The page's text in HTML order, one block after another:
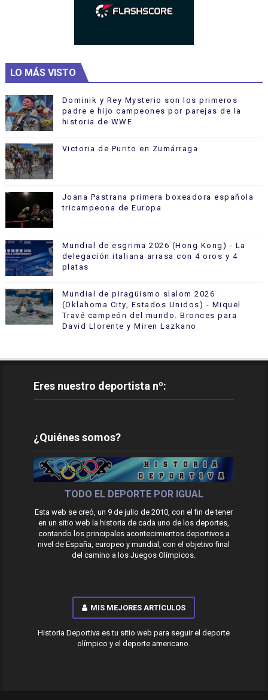
LO MÁS VISTO
Dominik y Rey Mysterio son los primeros
padre e hijo campeones por parejas de la
historia de WWE
Victoria de Purito en Zumárraga
Joana Pastrana primera boxeadora española
tricampeona de Europa
Mundial de esgrima 2026 (Hong Kong) - La
delegación italiana arrasa con 4 oros y 4
platas
Mundial de piragüismo slalom 2026
(Oklahoma City, Estados Unidos) - Miquel
Travé campeón del mundo. Bronces para
David Llorente y Miren Lazkano
Eres nuestro deportista nº:
¿Quiénes somos?
TODO EL DEPORTE POR IGUAL
Esta web se creó, un 9 de julio de 2010, con el fin de tener
en un sitio web la historia de cada uno de los deportes,
contando los principales acontecimientos deportivos a
nivel de España, europeo y mundial, con el objetivo final
del camino a los Juegos Olímpicos.
MIS MEJORES ARTÍCULOS
Historia Deportiva es tu sitio web para seguir el deporte
olímpico y el deporte americano.